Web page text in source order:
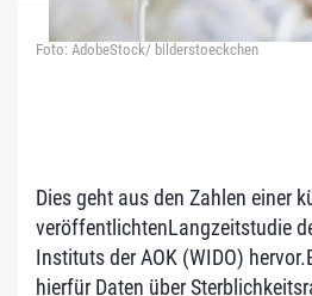
Foto: AdobeStock/ bilderstoeckchen
Dies geht aus den Zahlen einer
veröffentlichtenLangzeitstudie
Instituts der AOK (WIDO)
hierfür Daten über